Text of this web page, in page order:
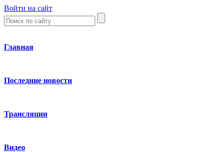
Войти на сайт
Главная
Последние новости
Трансляции
Видео